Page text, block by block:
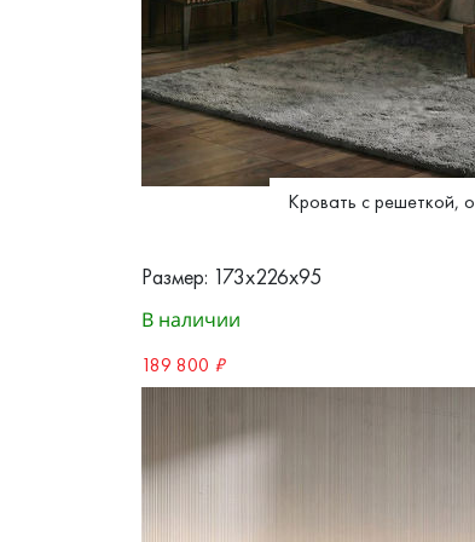
Кровать с решеткой,
Размер: 173x226x95
В наличии
189 800 ₽